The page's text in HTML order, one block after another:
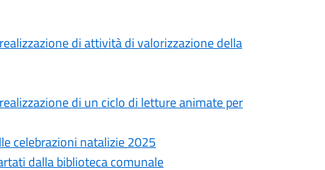
di attività di valorizzazione della
di un ciclo di letture animate per
celebrazioni natalizie 2025
dalla biblioteca comunale